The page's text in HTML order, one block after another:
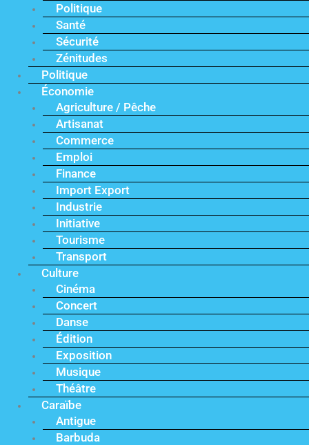
Politique
Santé
Sécurité
Zénitudes
Politique
Économie
Agriculture / Pêche
Artisanat
Commerce
Emploi
Finance
Import Export
Industrie
Initiative
Tourisme
Transport
Culture
Cinéma
Concert
Danse
Édition
Exposition
Musique
Théâtre
Caraïbe
Antigue
Barbuda